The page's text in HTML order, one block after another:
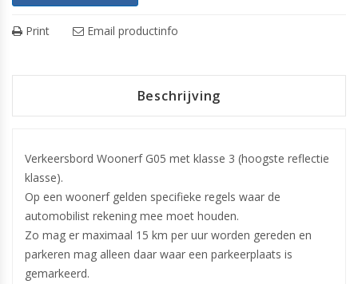
Print Email productinfo
Beschrijving
Verkeersbord Woonerf G05 met klasse 3 (hoogste reflectie
klasse).
Op een woonerf gelden specifieke regels waar de
automobilist rekening mee moet houden.
Zo mag er maximaal 15 km per uur worden gereden en
parkeren mag alleen daar waar een parkeerplaats is
gemarkeerd.